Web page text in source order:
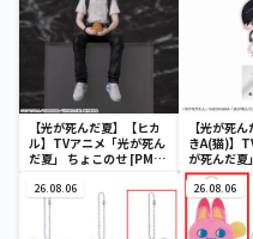
【光が死んだ夏】【ヒカ
ル】TVアニメ「光が死ん
だ夏」 ちょこのせ [PM]
【光が死
きA(猫)】
が死んだ夏
アクリルキ
（EX）
26.08.06 26.08.06